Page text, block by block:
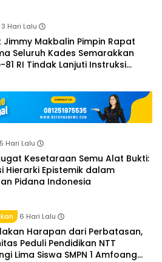
3 Hari Lalu
Makbalin Pimpin Rapat
Seluruh Kades Semarakkan
81 RI Tindak Lanjuti Instruksi
5 Hari Lalu
Kesetaraan Semu Alat Bukti:
Hierarki Epistemik dalam
Pidana Indonesia
6 Hari Lalu
Harapan dari Perbatasan,
Peduli Pendidikan NTT
Lima Siswa SMPN 1 Amfoang